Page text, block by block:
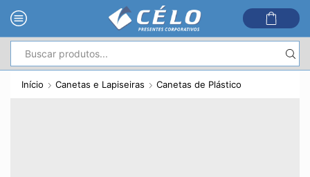
de
pesquisa
Início Canetas e Lapiseiras Canetas de Plástico